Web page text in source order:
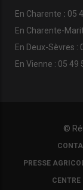
En Charente : 05
En Charente-
En Deux-Sèvres :
En Vienne : 05 49
©
COPYRIGHT
PRESSE
CENTRE